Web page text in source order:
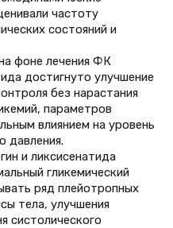
частоту
состояний и
фоне лечения ФК
достигнуто улучшение
без нарастания
параметров
влиянием на уровень
давления.
и ликсисенатида
гликемический
ряд плейотропных
тела, улучшения
систолического